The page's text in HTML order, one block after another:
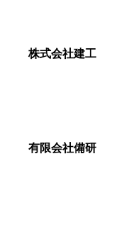
株式会社建工
有限会社備研